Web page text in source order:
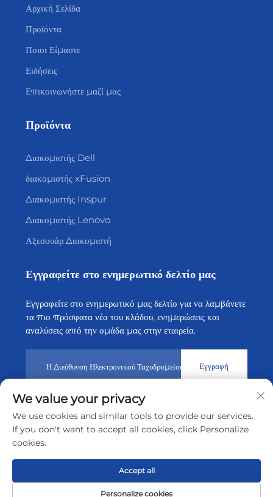
Αρχική Σελίδα
Προϊόντα
Ποιοι Είμαστε
Ειδήσεις
Επικοινωνήστε μαζί μας
Προϊόντα
Διακομιστής Dell
διακομιστής xFusion
Διακομιστής Inspur
Διακομιστής Lenovo
Αξεσουάρ Διακομιστή
Εγγραφείτε στο ενημερωτικό δελτίο μας
Εγγραφείτε στο ενημερωτικό μας δελτίο για να λαμβάνετε
τα πιο πρόσφατα νέα του κλάδου, ενημερώσεις και
αναλύσεις από την ομάδα μας στην εταιρεία.
Εγγραφή
Πνευματικά δικαιώματα © 2026 από την Shenzhen Tiansheng
Cloud Technology CO., Ltd.
Πολιτική Απορρήτου
We value your privacy
We use cookies and similar tools to provide our services.
If you don't want to accept all cookies, click Personalize
cookies.
Personalize cookies
Accept all